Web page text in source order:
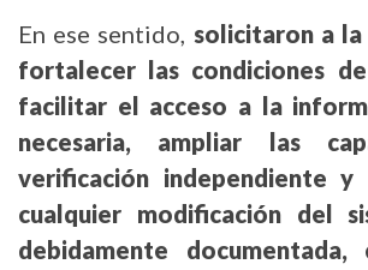
En ese sentido, solicitaron a la
fortalecer las condiciones
facilitar el acceso a la
necesaria, ampliar las
verificación independiente y
cualquier modificación del
debidamente